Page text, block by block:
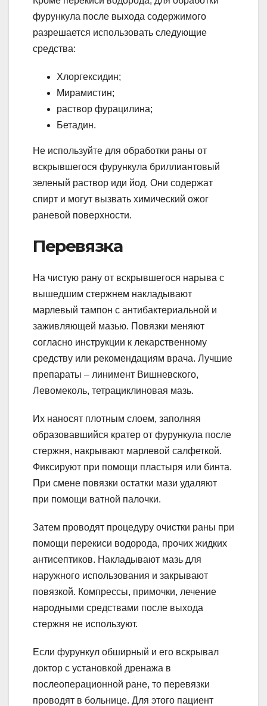
фурункула после выхода содержимого
разрешается использовать следующие
средства:
Хлоргексидин;
Мирамистин;
раствор фурацилина;
Бетадин.
Не используйте для обработки раны от
вскрывшегося фурункула бриллиантовый
зеленый раствор иди йод. Они содержат
спирт и могут вызвать химический ожог
раневой поверхности.
Перевязка
На чистую рану от вскрывшегося нарыва с
вышедшим стержнем накладывают
марлевый тампон с антибактериальной и
заживляющей мазью. Повязки меняют
согласно инструкции к лекарственному
средству или рекомендациям врача. Лучшие
препараты – линимент Вишневского,
Левомеколь, тетрациклиновая мазь.
Их наносят плотным слоем, заполняя
образовавшийся кратер от фурункула после
стержня, накрывают марлевой салфеткой.
Фиксируют при помощи пластыря или бинта.
При смене повязки остатки мази удаляют
при помощи ватной палочки.
Затем проводят процедуру очистки раны при
помощи перекиси водорода, прочих жидких
антисептиков. Накладывают мазь для
наружного использования и закрывают
повязкой. Компрессы, примочки, лечение
народными средствами после выхода
стержня не используют.
Если фурункул обширный и его вскрывал
доктор с установкой дренажа в
послеоперационной ране, то перевязки
проводят в больнице. Для этого пациент